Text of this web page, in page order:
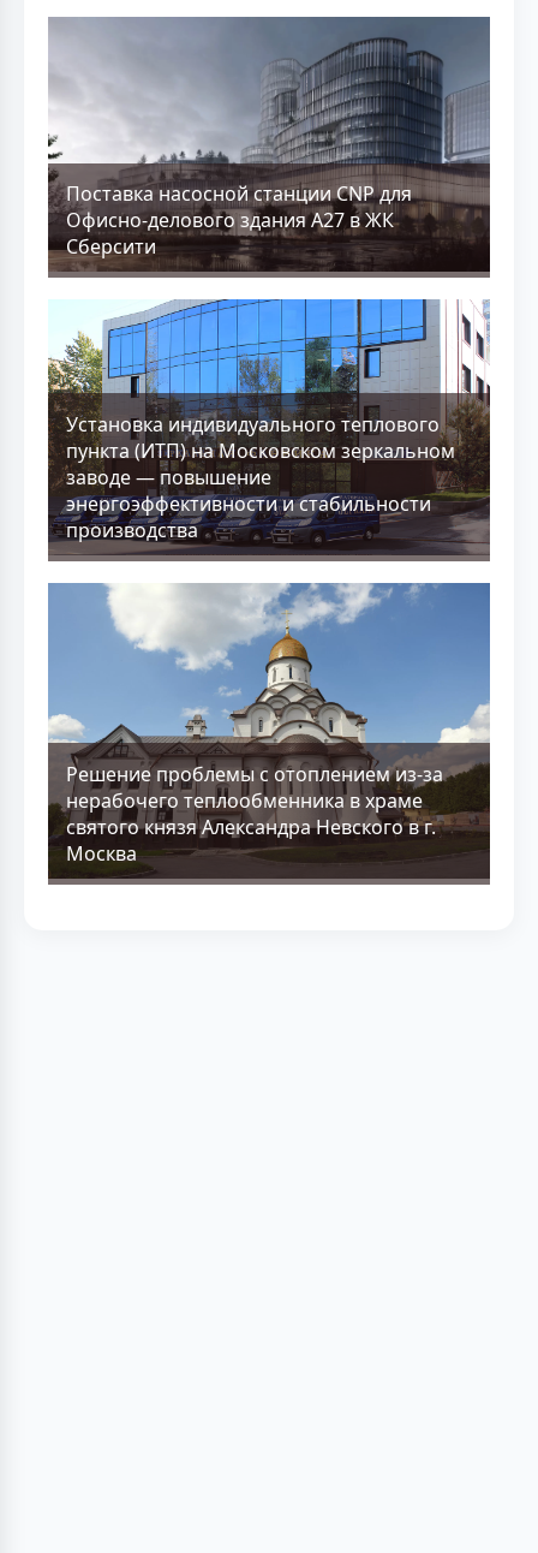
Поставка насосной станции CNP для
Офисно-делового здания А27 в ЖК
Сберсити
Установка индивидуального теплового
пункта (ИТП) на Московском зеркальном
заводе — повышение
энергоэффективности и стабильности
производства
Решение проблемы с отоплением из-за
нерабочего теплообменника в храме
святого князя Александра Невского в г.
Москва